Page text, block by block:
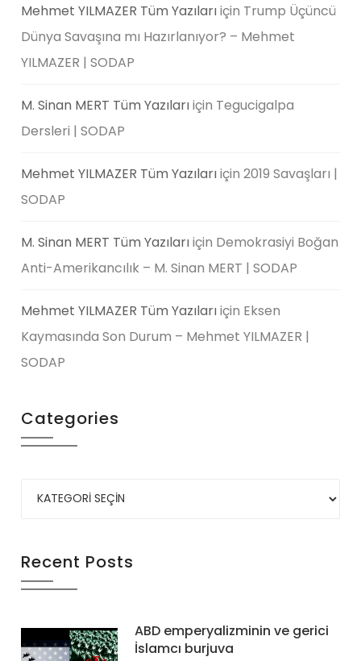
Mehmet YILMAZER Tüm Yazılarıiçin Trump Üçüncü
Dünya Savaşına mı Hazırlanıyor? – Mehmet
YILMAZER | SODAP
M. Sinan MERT Tüm Yazılarıiçin Tegucigalpa
Dersleri | SODAP
Mehmet YILMAZER Tüm Yazılarıiçin2019 Savaşları |
SODAP
M. Sinan MERT Tüm Yazılarıiçin Demokrasiyi Boğan
Anti-Amerikancılık – M. Sinan MERT | SODAP
Mehmet YILMAZER Tüm Yazılarıiçin Eksen
Kaymasında Son Durum – Mehmet YILMAZER |
SODAP
Categories
Recent Posts
ABD emperyalizminin ve gerici
İslamcı burjuva